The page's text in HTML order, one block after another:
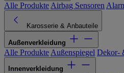
Alle Produkte Airbag Sensoren
Karosserie & Anbauteile
Außenverkleidung
Alle Produkte Außenspiegel Dekor-
Innenverkleidung